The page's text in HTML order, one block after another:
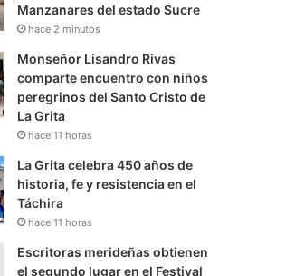
Manzanares del estado Sucre
hace 2 minutos
Monseñor Lisandro Rivas
comparte encuentro con niños
peregrinos del Santo Cristo de
La Grita
hace 11 horas
La Grita celebra 450 años de
historia, fe y resistencia en el
Táchira
hace 11 horas
Escritoras merideñas obtienen
el segundo lugar en el Festival